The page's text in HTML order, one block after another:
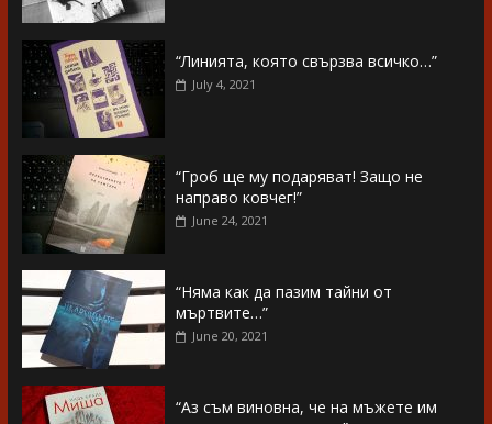
“Линията, която свързва всичко…”
July 4, 2021
“Гроб ще му подаряват! Защо не
направо ковчег!”
June 24, 2021
“Няма как да пазим тайни от
мъртвите…”
June 20, 2021
“Аз съм виновна, че на мъжете им